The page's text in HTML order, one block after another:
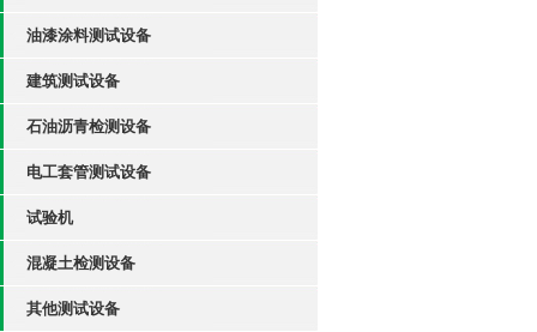
油漆涂料测试设备
建筑测试设备
石油沥青检测设备
电工套管测试设备
试验机
混凝土检测设备
其他测试设备